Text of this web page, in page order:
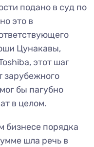
подано в суд по
это в
Цунакавы,
этот шаг
зарубежного
бы пагубно
в целом.
бизнесе порядка
шла речь в